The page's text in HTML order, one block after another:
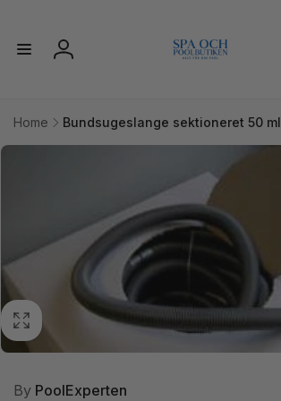
Log
Home
Bundsugeslange sektioneret 50
By PoolExperten